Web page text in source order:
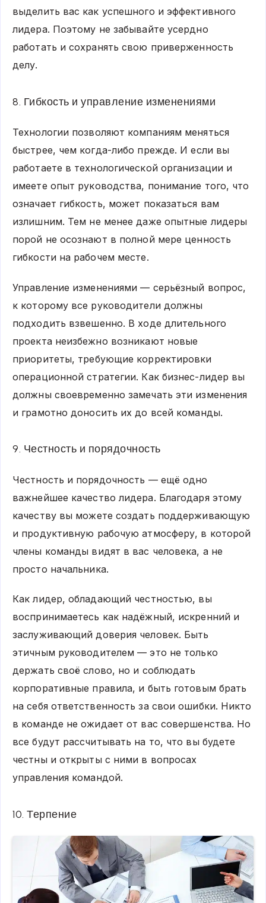
выделить вас как успешного и эффективного
лидера. Поэтому не забывайте усердно
работать и сохранять свою приверженность
делу.
8. Гибкость и управление изменениями
Технологии позволяют компаниям меняться
быстрее, чем когда-либо прежде. И если вы
работаете в технологической организации и
имеете опыт руководства, понимание того, что
означает гибкость, может показаться вам
излишним. Тем не менее даже опытные лидеры
порой не осознают в полной мере ценность
гибкости на рабочем месте.
Управление изменениями — серьёзный вопрос,
к которому все руководители должны
подходить взвешенно. В ходе длительного
проекта неизбежно возникают новые
приоритеты, требующие корректировки
операционной стратегии. Как бизнес-лидер вы
должны своевременно замечать эти изменения
и грамотно доносить их до всей команды.
9. Честность и порядочность
Честность и порядочность — ещё одно
важнейшее качество лидера. Благодаря этому
качеству вы можете создать поддерживающую
и продуктивную рабочую атмосферу, в которой
члены команды видят в вас человека, а не
просто начальника.
Как лидер, обладающий честностью, вы
воспринимаетесь как надёжный, искренний и
заслуживающий доверия человек. Быть
этичным руководителем — это не только
держать своё слово, но и соблюдать
корпоративные правила, и быть готовым брать
на себя ответственность за свои ошибки. Никто
в команде не ожидает от вас совершенства. Но
все будут рассчитывать на то, что вы будете
честны и открыты с ними в вопросах
управления командой.
10. Терпение